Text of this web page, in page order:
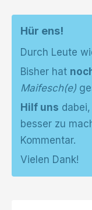
Hür ens!
Durch Leute
Bisher hat
Maifesch(e)
Hilf uns
besser zu
Kommentar.
Vielen Dank!